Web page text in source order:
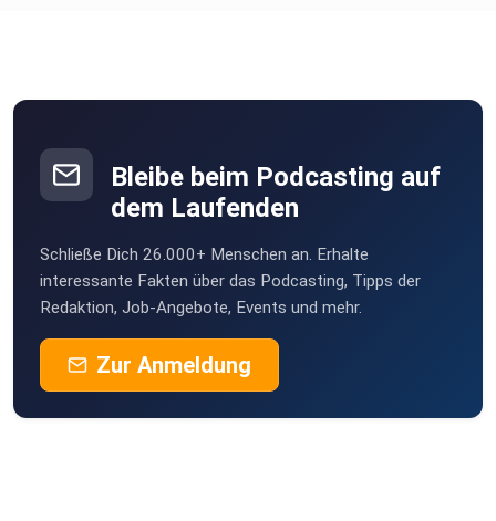
Bleibe beim Podcasting auf
dem Laufenden
Schließe Dich 26.000+ Menschen an. Erhalte
interessante Fakten über das Podcasting, Tipps der
Redaktion, Job-Angebote, Events und mehr.
Zur Anmeldung